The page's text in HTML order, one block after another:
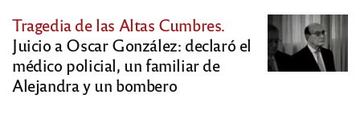
Tragedia de las Altas Cumbres.
Juicio a Oscar González: declaró el
médico policial, un familiar de
Alejandra y un bombero